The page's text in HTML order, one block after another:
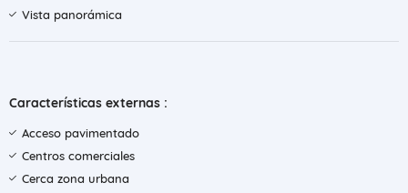
Vista panorámica
Características externas :
Acceso pavimentado
Centros comerciales
Cerca zona urbana